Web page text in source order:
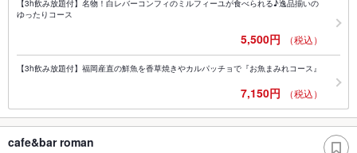
【3h飲み放題付】名物！白レバーコンフィのミルフィーユが食べられる♪逸品揃いの
ゆったりコース
5,500円 （税込）
【3h飲み放題付】福岡産直の鮮魚を香草焼きやカルパッチョで『お魚まみれコース』
7,150円 （税込）
cafe&bar roman